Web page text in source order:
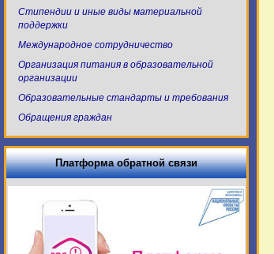
Стипендии и иные виды материальной
поддержки
Международное сотрудничество
Организация питания в образовательной
организации
Образовательные стандарты и требования
Обращения граждан
Платформа обратной связи